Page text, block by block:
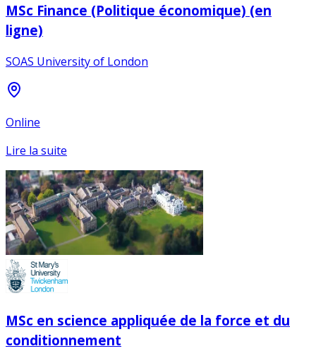
MSc Finance (Politique économique) (en
ligne)
SOAS University of London
Online
Lire la suite
MSc en science appliquée de la force et du
conditionnement